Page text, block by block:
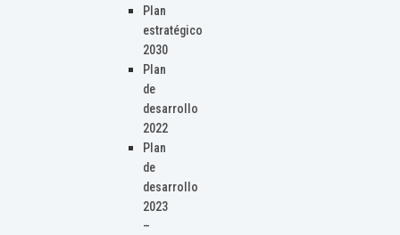
Plan
estratégico
2030
Plan
de
desarrollo
2022
Plan
de
desarrollo
2023
–